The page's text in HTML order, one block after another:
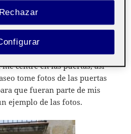
surgió tras pasear por la
centré en las puertas, así
tome fotos de las puertas
que fueran parte de mis
ejemplo de las fotos.
Rechazar